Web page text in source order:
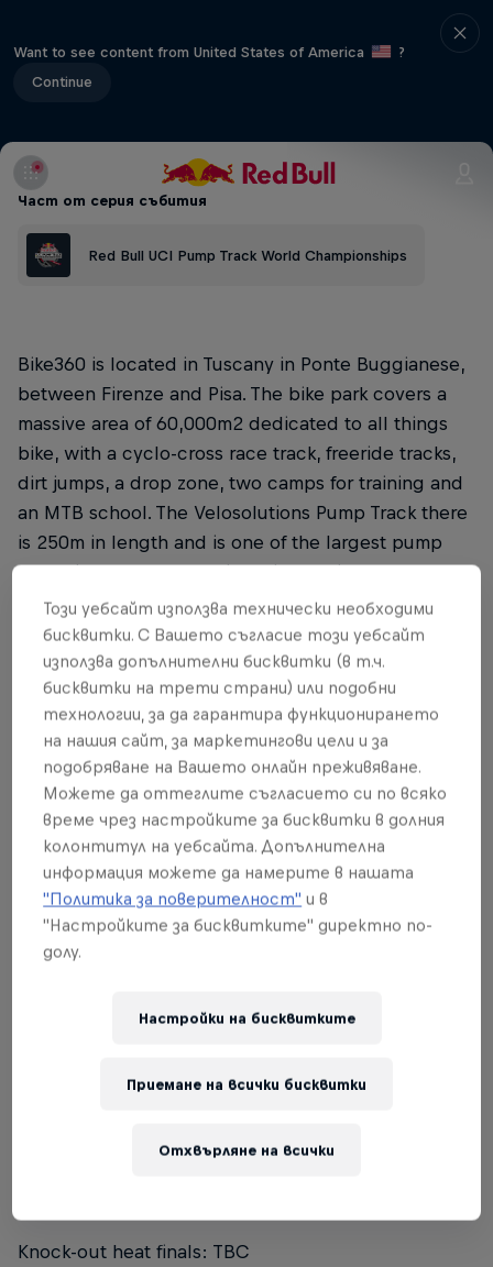
Want to see content from United States of America
?
Continue
Част от серия събития
Red Bull UCI Pump Track World Championships
Bike360 is located in Tuscany in Ponte Buggianese,
between Firenze and Pisa. The bike park covers a
massive area of 60,000m2 dedicated to all things
bike, with a cyclo-cross race track, freeride tracks,
dirt jumps, a drop zone, two camps for training and
an MTB school. The Velosolutions Pump Track there
is 250m in length and is one of the largest pump
tracks in Italy. The track itself is certainly one of the
most technical and challenging made in the
country and is sure to make for a massive day of
racing.
Conditions
Legal age to participate: 17 (2005 year of birth)
Entry fee: €20
License
Cycling Federation is required to participate in this
possible prior to the event.
Race format
Knock-out heat finals: TBC
Този уебсайт използва технически необходими
бисквитки. С Вашето съгласие този уебсайт
използва допълнителни бисквитки (в т.ч.
бисквитки на трети страни) или подобни
технологии, за да гарантира функционирането
на нашия сайт, за маркетингови цели и за
подобряване на Вашето онлайн преживяване.
Можете да оттеглите съгласието си по всяко
време чрез настройките за бисквитки в долния
колонтитул на уебсайта. Допълнителна
информация можете да намерите в нашата
"Политика за поверителност" и в
"Настройките за бисквитките" директно по-
долу.
Настройки на бисквитките
Отхвърляне на всички
Приемане на всички бисквитки